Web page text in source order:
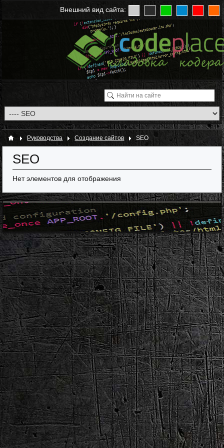
Внешний вид сайта:
Руководства Создание сайтов SEO
SEO
Нет элементов для отображения